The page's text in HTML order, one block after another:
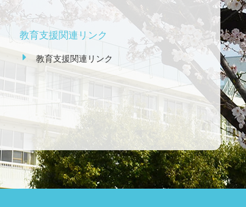
教育支援関連リンク
教育支援関連リンク